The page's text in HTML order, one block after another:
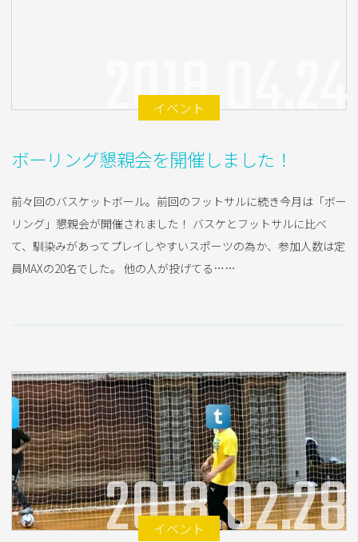
2018.04.24
イベント
ボーリング懇親会を開催しました！
前々回のバスケットボール。前回のフットサルに続き今月は「ボー
リング」懇親会が開催されました！ バスケとフットサルに比べ
て、馴染みがあってプレイしやすいスポーツの為か、参加人数は定
員MAXの20名でした。 他の人が投げてる……
2018.02.28
イベント